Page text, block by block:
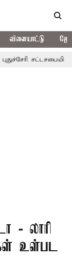
விளையாட்டு
சட்டசபையில்
- லாரி
உள்பட